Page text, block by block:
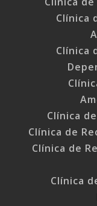
Clínica
Clínica
Clínica
Clínica de
Clínica de
Clínica